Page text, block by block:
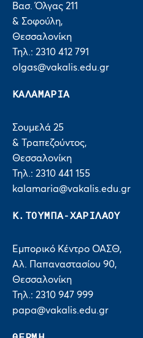
Βασ. Όλγας 211
& Σοφούλη,
Θεσσαλονίκη
Τηλ.: 2310 412 791
olgas@vakalis.edu.gr
ΚΑΛΑΜΑΡΙΑ
Σουμελά 25
& Τραπεζούντος,
Θεσσαλονίκη
Τηλ.: 2310 441 155
kalamaria@vakalis.edu.gr
Κ.ΤΟΥΜΠΑ-ΧΑΡΙΛΑΟΥ
Εμπορικό Κέντρο ΟΑΣΘ,
Αλ. Παπαναστασίου 90,
Θεσσαλονίκη
Τηλ.: 2310 947 999
papa@vakalis.edu.gr